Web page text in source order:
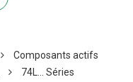
Composants actifs
74L... Séries